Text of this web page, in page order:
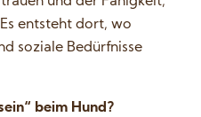
entsteht dort, wo
soziale Bedürfnisse
beim Hund?